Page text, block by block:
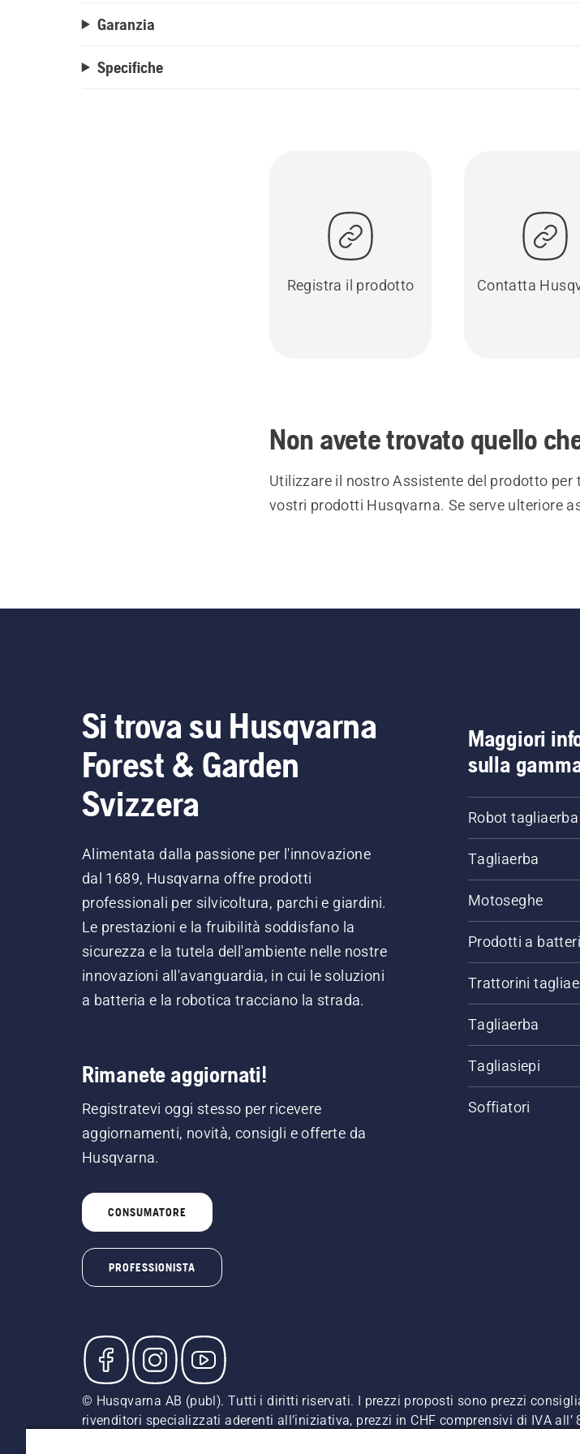
Garanzia
Specifiche
Registra il prodotto Contatta
Non avete trovato quello
Utilizzare il nostro Assistente del prodotto
vostri prodotti Husqvarna. Se serve ulteriore
Si trova su Husqvarna
Forest & Garden
Svizzera
Alimentata dalla passione per l'innovazione
dal 1689, Husqvarna offre prodotti
professionali per silvicoltura, parchi e giardini.
Le prestazioni e la fruibilità soddisfano la
sicurezza e la tutela dell'ambiente nelle nostre
innovazioni all'avanguardia, in cui le soluzioni
a batteria e la robotica tracciano la strada.
Rimanete aggiornati!
Registratevi oggi stesso per ricevere
aggiornamenti, novità, consigli e offerte da
Husqvarna.
CONSUMATORE
PROFESSIONISTA
Maggiori
sulla
Robot tagliaerba
Tagliaerba
Motoseghe
Prodotti a
Trattorini
Tagliaerba
Tagliasiepi
Soffiatori
© Husqvarna AB (publ). Tutti i diritti riservati. I prezzi proposti sono prezzi
rivenditori specializzati aderenti all’iniziativa, prezzi in CHF comprensivi di IVA
indicati sono prezzi al dettaglio consigliati (IVA inclusa), a meno che il prodotto